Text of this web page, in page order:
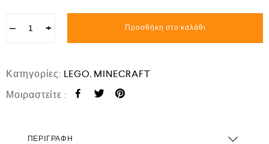
− + Προσθήκη στο καλάθι
Κατηγορίες: LEGO, MINECRAFT
Μοιραστείτε :
ΠΕΡΙΓΡΑΦΉ